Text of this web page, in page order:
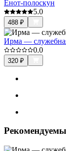
Енот-полоскун
5.0
488 ₽
Ирма —
0.0
320 ₽